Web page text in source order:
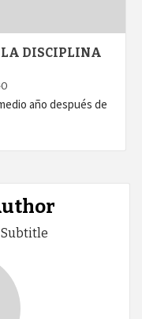
LA DISCIPLINA
año después de